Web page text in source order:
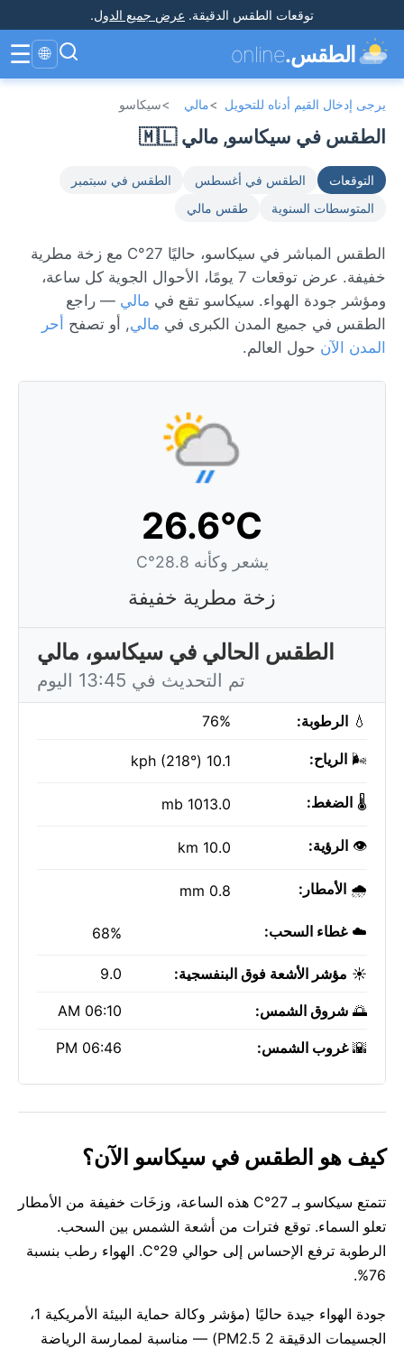
توقعات الطقس الدقيقة. عرض جميع الدول.
الطقس.online
🌐
☰
يرجى إدخال القيم أدناه للتحويل >مالي >سيكاسو
الطقس في سيكاسو, مالي 🇲🇱
التوقعات الطقس في أغسطس
الطقس في سبتمبر
المتوسطات السنوية
طقس مالي
الطقس المباشر في سيكاسو، حاليًا 27°C مع زخة مطرية
خفيفة. عرض توقعات 7 يومًا، الأحوال الجوية كل ساعة،
ومؤشر جودة الهواء. سيكاسو تقع في مالي — راجع
الطقس في جميع المدن الكبرى في مالي, أو تصفح أحر
المدن الآن حول العالم.
26.6°C
يشعر وكأنه 28.8°C
زخة مطرية خفيفة
الطقس الحالي في سيكاسو، مالي
تم التحديث في 13:45 اليوم
💧 الرطوبة: 76%
🌬️ الرياح: 10.1 kph (218°)
🌡️ الضغط: 1013.0 mb
👁️ الرؤية: 10.0 km
🌧️ الأمطار: 0.8 mm
☁️غطاء السحب: 68%
☀️ مؤشر الأشعة فوق البنفسجية: 9.0
🌅 شروق الشمس: 06:10 AM
🌇غروب الشمس: 06:46 PM
كيف هو الطقس في سيكاسو الآن؟
تتمتع سيكاسو بـ 27°C هذه الساعة، وزخَات خفيفة من الأمطار
تعلو السماء. توقع فترات من أشعة الشمس بين السحب.
الرطوبة ترفع الإحساس إلى حوالي 29°C. الهواء رطب بنسبة
76%.
جودة الهواء جيدة حاليًا (مؤشر وكالة حماية البيئة الأمريكية 1،
الجسيمات الدقيقة PM2.5 2) — مناسبة لممارسة الرياضة